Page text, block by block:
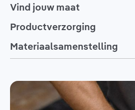
Vind jouw maat
Productverzorging
Materiaalsamenstelling